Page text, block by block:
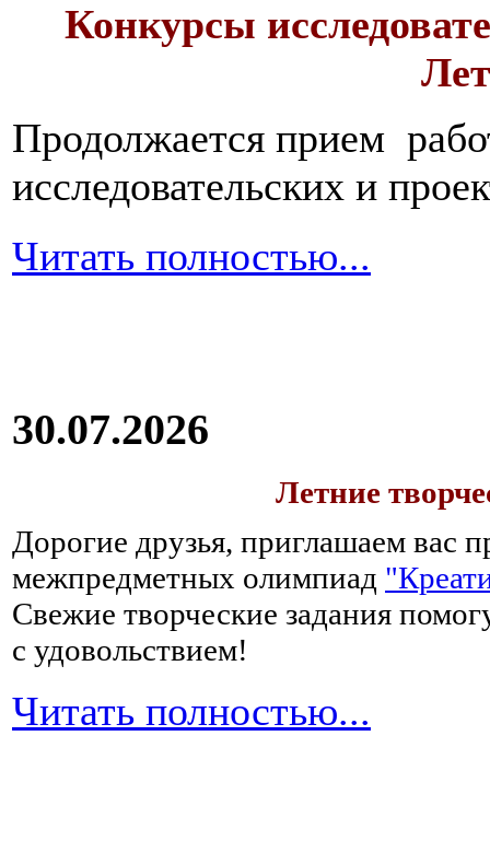
Конкурсы
Продолжается прием
исследовательских и
Читать полностью...
30.07.2026
Летние
Дорогие друзья, приглашаем вас
межпредметных олимпиад
Свежие творческие задания
с удовольствием!
Читать полностью...